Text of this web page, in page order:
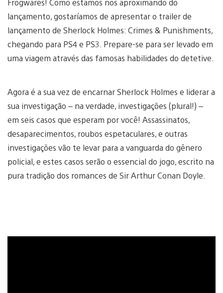
lançamento, gostaríamos de apresentar o trailer de
lançamento de Sherlock Holmes: Crimes & Punishments,
chegando para PS4 e PS3. Prepare-se para ser levado em
uma viagem através das famosas habilidades do detetive.
Agora é a sua vez de encarnar Sherlock Holmes e liderar a
sua investigação – na verdade, investigações (plural!) –
em seis casos que esperam por você! Assassinatos,
desaparecimentos, roubos espetaculares, e outras
investigações vão te levar para a vanguarda do gênero
policial, e estes casos serão o essencial do jogo, escrito na
pura tradição dos romances de Sir Arthur Conan Doyle.